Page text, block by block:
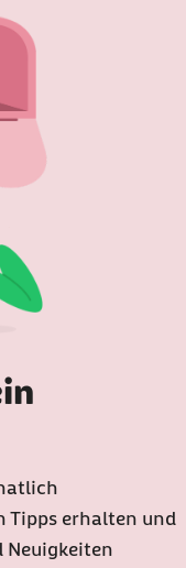
Tipps erhalten und
Neuigkeiten